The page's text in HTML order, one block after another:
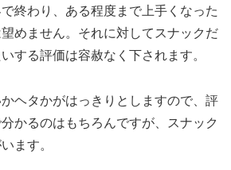
で終わり、ある程度まで上手くなった
めません。それに対してスナックだ
する評価は容赦なく下されます。
ヘタかがはっきりとしますので、評
かるのはもちろんですが、スナック
ます。